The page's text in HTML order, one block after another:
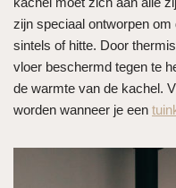
zijn speciaal ontworpen
sintels of hitte. Door
vloer beschermd tegen te
de warmte van de kachel.
worden wanneer je een